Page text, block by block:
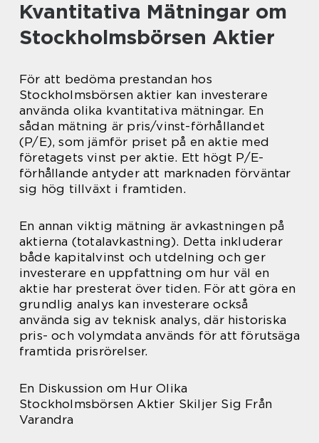
Kvantitativa Mätningar om
Stockholmsbörsen Aktier
För att bedöma prestandan hos
Stockholmsbörsen aktier kan investerare
använda olika kvantitativa mätningar. En
sådan mätning är pris/vinst-förhållandet
(P/E), som jämför priset på en aktie med
företagets vinst per aktie. Ett högt P/E-
förhållande antyder att marknaden förväntar
sig hög tillväxt i framtiden.
En annan viktig mätning är avkastningen på
aktierna (totalavkastning). Detta inkluderar
både kapitalvinst och utdelning och ger
investerare en uppfattning om hur väl en
aktie har presterat över tiden. För att göra en
grundlig analys kan investerare också
använda sig av teknisk analys, där historiska
pris- och volymdata används för att förutsäga
framtida prisrörelser.
En Diskussion om Hur Olika
Stockholmsbörsen Aktier Skiljer Sig Från
Varandra